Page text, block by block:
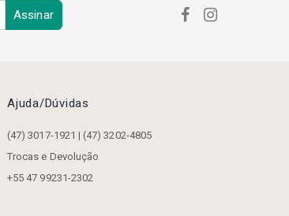
Assinar
Ajuda/dúvidas
(47) 3017-1921 | (47) 3202-4805
Trocas e Devolução
+55 47 99231-2302